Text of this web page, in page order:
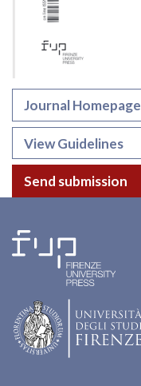
Journal Homepage
View Guidelines
Send submission